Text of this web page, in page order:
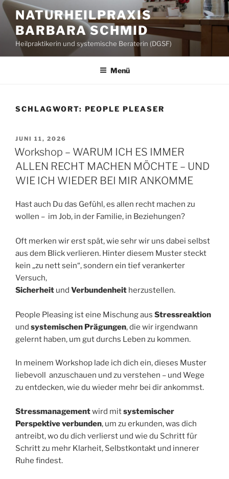
Zum
Inhalt
springen
NATURHEILPRAXIS
BARBARA SCHMID
Heilpraktikerin und systemische Beraterin (DGSF)
Menü
SCHLAGWORT: PEOPLE PLEASER
VERÖFFENTLICHT
AM
JUNI 11, 2026
Workshop – WARUM ICH ES IMMER
ALLEN RECHT MACHEN MÖCHTE – UND
WIE ICH WIEDER BEI MIR ANKOMME
Hast auch Du das Gefühl, es allen recht machen zu
wollen – im Job, in der Familie, in Beziehungen?
Oft merken wir erst spät, wie sehr wir uns dabei selbst
aus dem Blick verlieren. Hinter diesem Muster steckt
kein „zu nett sein“, sondern ein tief verankerter
Versuch,
Sicherheit und Verbundenheit herzustellen.
People Pleasing ist eine Mischung aus Stressreaktion
und systemischen Prägungen, die wir irgendwann
gelernt haben, um gut durchs Leben zu kommen.
In meinem Workshop lade ich dich ein, dieses Muster
liebevoll anzuschauen und zu verstehen – und Wege
zu entdecken, wie du wieder mehr bei dir ankommst.
Stressmanagementwird mitsystemischer
Perspektive verbunden, um zu erkunden, was dich
antreibt, wo du dich verlierst und wie du Schritt für
Schritt zu mehr Klarheit, Selbstkontakt und innerer
Ruhe findest.